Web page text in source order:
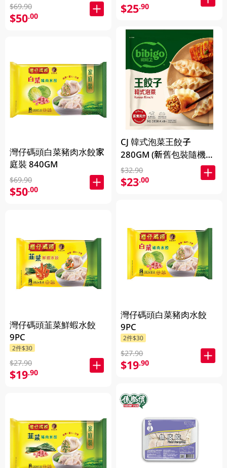
$69.90
$50.00
灣仔碼頭白菜豬肉水餃家
庭裝 840GM
$69.90
$50.00
灣仔碼頭韮菜鮮蝦水餃
9PC
2件$30
$27.90
$19.90
$25.90
CJ 韓式泡菜王餃子
280GM (新舊包裝隨機發
貨)
$32.90
$23.00
灣仔碼頭白菜豬肉水餃
9PC
2件$30
$27.90
$19.90